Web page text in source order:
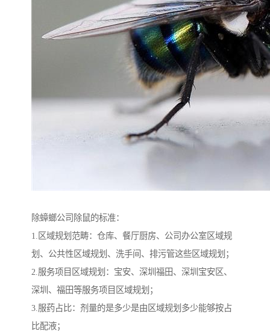
除蟑螂公司除鼠的标准：
1.区域规划范畴：仓库、餐厅厨房、公司办公室区域规
划、公共性区域规划、洗手间、排污管这些区域规划；
2.服务项目区域规划：宝安、深圳福田、深圳宝安区、
深圳、福田等服务项目区域规划；
3.服药占比：剂量的是多少是由区域规划多少能够按占
比配液；